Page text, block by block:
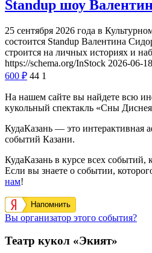
Standup шоу
25 сентября 2026 года в
состоится Standup Валентина
строится на личных историях и
https://schema.org/InStock 2026-06-
600 ₽ 44 1
На нашем сайте вы найдете всю
кукольный спектакль «Сны
КудаКазань — это интерактивная
событий Казани.
КудаКазань в курсе всех событий,
Если вы знаете о событии,
нам!
Напомнить
Вы организатор этого события?
Театр кукол «Экият»